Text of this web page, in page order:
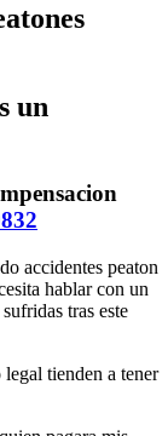
un
hablar con un
tras este
tienden a tener